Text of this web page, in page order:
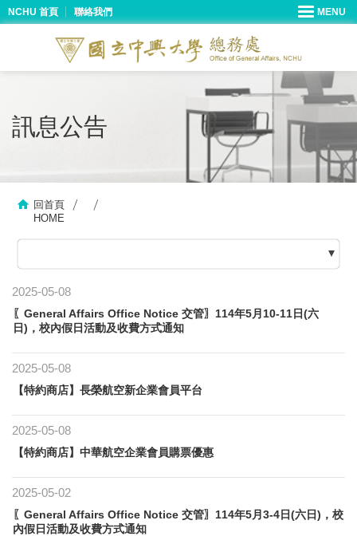
NCHU 首頁 聯絡我們
訊息公告
回首頁
HOME
2025-05-08
〖General Affairs Office Notice 交管〗114年5月10-11日(六
日)，校內假日活動及收費方式通知
2025-05-08
【特約商店】長榮航空新企業會員平台
2025-05-08
【特約商店】中華航空企業會員購票優惠
2025-05-02
〖General Affairs Office Notice 交管〗114年5月3-4日(六日)，校
內假日活動及收費方式通知